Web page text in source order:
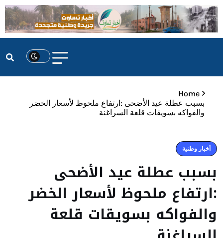
Home
بسبب عطلة عيد الأضحى :ارتفاع ملحوظ لأسعار الخضر
والفواكه بسويقات قلعة السراغنة
أخبار وطنية
بسبب عطلة عيد الأضحى
:ارتفاع ملحوظ لأسعار الخضر
والفواكه بسويقات قلعة